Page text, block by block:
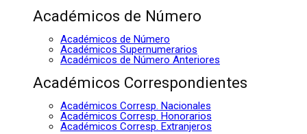
Académicos de Número
Académicos de Número
Académicos Supernumerarios
Académicos de Número Anteriores
Académicos Correspondientes
Académicos Corresp. Nacionales
Académicos Corresp. Honorarios
Académicos Corresp. Extranjeros